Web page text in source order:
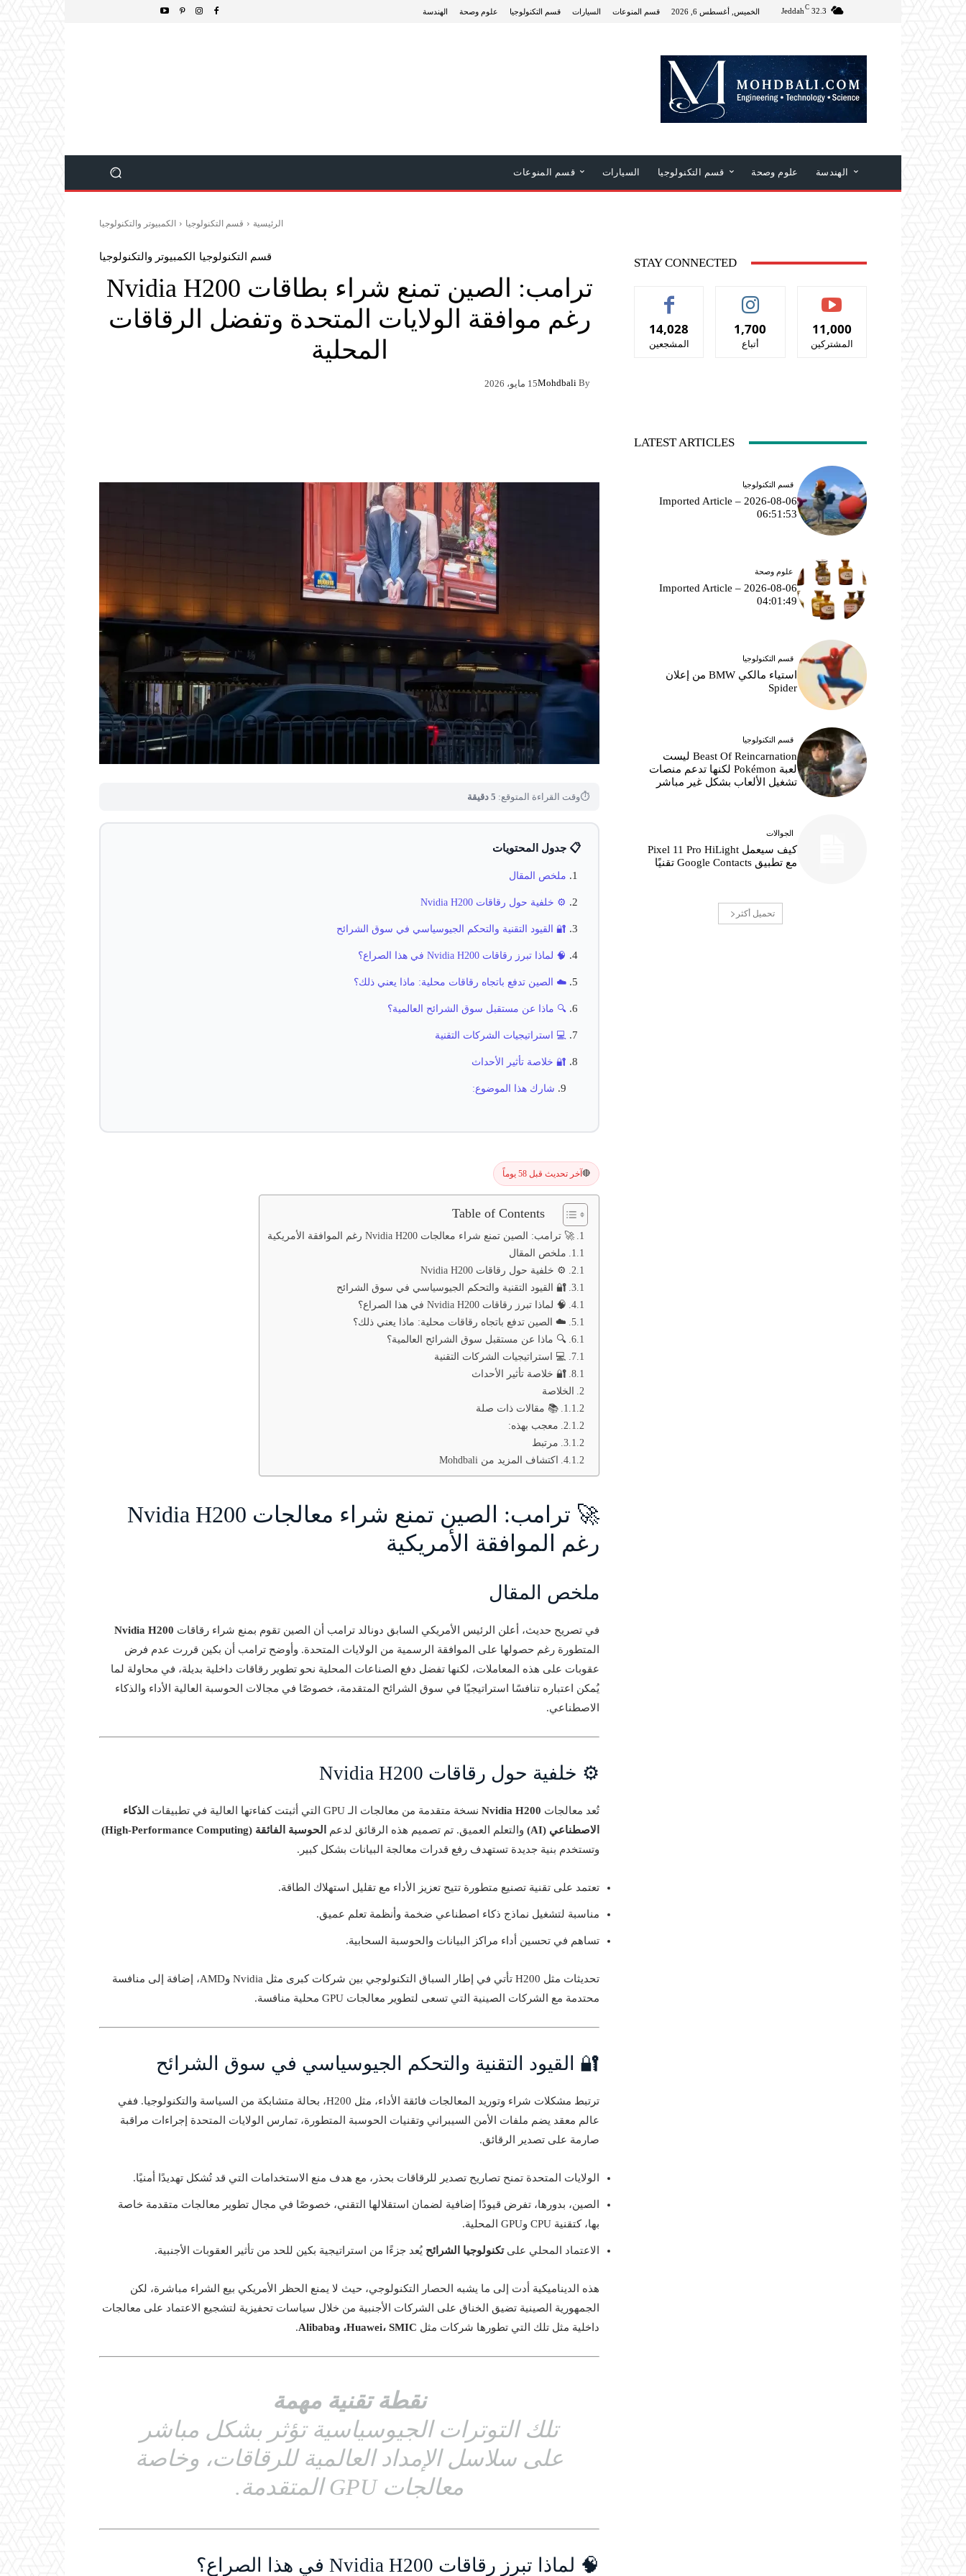
32.3
C
Jeddah الخميس, أغسطس 6, 2026 الهندسة علوم وصحة قسم التكنولوجيا السيارات قسم المنوعات
الهندسة علوم وصحة قسم التكنولوجيا السيارات قسم المنوعات
الرئيسية قسم التكنولوجيا الكمبيوتر والتكنولوجيا
قسم التكنولوجيا الكمبيوتر والتكنولوجيا
ترامب: الصين تمنع شراء بطاقات Nvidia H200
رغم موافقة الولايات المتحدة وتفضل الرقاقات
المحلية
By
Mohdbali15 مايو، 2026
⏱وقت القراءة المتوقع: 5 دقيقة
📋 جدول المحتويات
ملخص المقال
⚙️ خلفية حول رقاقات Nvidia H200
🔐 القيود التقنية والتحكم الجيوسياسي في سوق الشرائح
🧠 لماذا تبرز رقاقات Nvidia H200 في هذا الصراع؟
☁️ الصين تدفع باتجاه رقاقات محلية: ماذا يعني ذلك؟
🔍 ماذا عن مستقبل سوق الشرائح العالمية؟
💻 استراتيجيات الشركات التقنية
🔐 خلاصة تأثير الأحداث
شارك هذا الموضوع:
🔴آخر تحديث قبل 58 يوماً
Table of Contents
🚀 ترامب: الصين تمنع شراء معالجات Nvidia H200 رغم الموافقة الأمريكية
ملخص المقال
⚙️ خلفية حول رقاقات Nvidia H200
🔐 القيود التقنية والتحكم الجيوسياسي في سوق الشرائح
🧠 لماذا تبرز رقاقات Nvidia H200 في هذا الصراع؟
☁️ الصين تدفع باتجاه رقاقات محلية: ماذا يعني ذلك؟
🔍 ماذا عن مستقبل سوق الشرائح العالمية؟
💻 استراتيجيات الشركات التقنية
🔐 خلاصة تأثير الأحداث
الخلاصة
📚 مقالات ذات صلة
معجب بهذه:
مرتبط
اكتشاف المزيد من Mohdbali
🚀 ترامب: الصين تمنع شراء معالجات Nvidia H200
رغم الموافقة الأمريكية
ملخص المقال
في تصريح حديث، أعلن الرئيس الأمريكي السابق دونالد ترامب أن الصين تقوم بمنع شراء رقاقات Nvidia H200
المتطورة رغم حصولها على الموافقة الرسمية من الولايات المتحدة. وأوضح ترامب أن بكين قررت عدم فرض
عقوبات على هذه المعاملات، لكنها تفضل دفع الصناعات المحلية نحو تطوير رقاقات داخلية بديلة، في محاولة لما
يُمكن اعتباره تنافسًا استراتيجيًا في سوق الشرائح المتقدمة، خصوصًا في مجالات الحوسبة العالية الأداء والذكاء
الاصطناعي.
⚙️ خلفية حول رقاقات Nvidia H200
تُعد معالجات Nvidia H200 نسخة متقدمة من معالجات الـ GPU التي أثبتت كفاءتها العالية في تطبيقات
الذكاء
الاصطناعي (AI)
والتعلم العميق. تم تصميم هذه الرقائق لدعم
الحوسبة الفائقة (High-Performance Computing)
وتستخدم بنية جديدة تستهدف رفع قدرات معالجة البيانات بشكل كبير.
تعتمد على تقنية تصنيع متطورة تتيح تعزيز الأداء مع تقليل استهلاك الطاقة.
مناسبة لتشغيل نماذج ذكاء اصطناعي ضخمة وأنظمة تعلم عميق.
تساهم في تحسين أداء مراكز البيانات والحوسبة السحابية.
تحديثات مثل H200 تأتي في إطار السباق التكنولوجي بين شركات كبرى مثل Nvidia وAMD، إضافة إلى منافسة
محتدمة مع الشركات الصينية التي تسعى لتطوير معالجات GPU محلية منافسة.
🔐 القيود التقنية والتحكم الجيوسياسي في سوق الشرائح
ترتبط مشكلات شراء وتوريد المعالجات فائقة الأداء، مثل H200، بحالة متشابكة من السياسة والتكنولوجيا. ففي
عالم معقد يضم ملفات الأمن السيبراني وتقنيات الحوسبة المتطورة، تمارس الولايات المتحدة إجراءات مراقبة
صارمة على تصدير الرقائق.
الولايات المتحدة تمنح تصاريح تصدير للرقاقات بحذر، مع هدف منع الاستخدامات التي قد تُشكل تهديدًا أمنيًا.
الصين، بدورها، تفرض قيودًا إضافية لضمان استقلالها التقني، خصوصًا في مجال تطوير معالجات متقدمة خاصة
بها، كتقنية CPU وGPU المحلية.
الاعتماد المحلي علىتكنولوجيا الشرائح يُعد جزءًا من استراتيجية بكين للحد من تأثير العقوبات الأجنبية.
هذه الديناميكية أدت إلى ما يشبه الحصار التكنولوجي، حيث لا يمنع الحظر الأمريكي بيع الشراء مباشرة، لكن
الجمهورية الصينية تضيق الخناق على الشركات الأجنبية من خلال سياسات تحفيزية لتشجيع الاعتماد على معالجات
داخلية مثل تلك التي تطورها شركات مثل Huawei، SMIC، وAlibaba .
نقطة تقنية مهمة
تلك التوترات الجيوسياسية تؤثر بشكل مباشر
على سلاسل الإمداد العالمية للرقاقات، وخاصة
معالجات GPU المتقدمة.
🧠 لماذا تبرز رقاقات Nvidia H200 في هذا الصراع؟
STAY CONNECTED
14,028
المشجعين
1,700
أتباع
11,000
المشتركين
LATEST ARTICLES
قسم التكنولوجيا
Imported Article – 2026-08-06
06:51:53
علوم وصحة
Imported Article – 2026-08-06
04:01:49
قسم التكنولوجيا
استياء مالكي BMW من إعلان
Spider
قسم التكنولوجيا
Beast Of Reincarnation ليست
لعبة Pokémon لكنها تدعم منصات
تشغيل الألعاب بشكل غير مباشر
الجوالات
كيف سيعمل Pixel 11 Pro HiLight
مع تطبيق Google Contacts تقنيًا
تحميل أكثر